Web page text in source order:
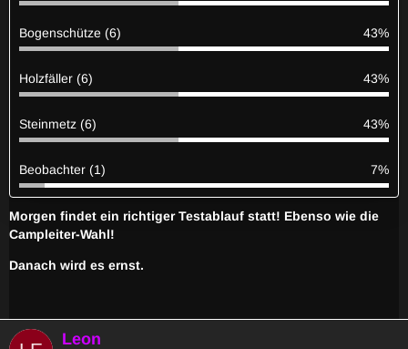
Bogenschütze (6) 43%
Holzfäller (6) 43%
Steinmetz (6) 43%
Beobachter (1) 7%
Morgen findet ein richtiger Testablauf statt! Ebenso wie die
Campleiter-Wahl!
Danach wird es ernst.
Leon